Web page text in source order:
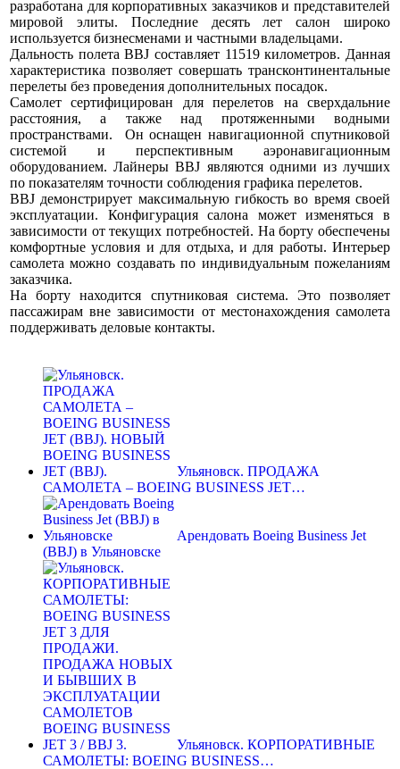
разработана для корпоративных заказчиков и представителей
мировой элиты. Последние десять лет салон широко
используется бизнесменами и частными владельцами.
Дальность полета BBJ составляет 11519 километров. Данная
характеристика позволяет совершать трансконтинентальные
перелеты без проведения дополнительных посадок.
Самолет сертифицирован для перелетов на сверхдальние
расстояния, а также над протяженными водными
пространствами. Он оснащен навигационной спутниковой
системой и перспективным аэронавигационным
оборудованием. Лайнеры BBJ являются одними из лучших
по показателям точности соблюдения графика перелетов.
BBJ демонстрирует максимальную гибкость во время своей
эксплуатации. Конфигурация салона может изменяться в
зависимости от текущих потребностей. На борту обеспечены
комфортные условия и для отдыха, и для работы. Интерьер
самолета можно создавать по индивидуальным пожеланиям
заказчика.
На борту находится спутниковая система. Это позволяет
пассажирам вне зависимости от местонахождения самолета
поддерживать деловые контакты.
Ульяновск. ПРОДАЖА
САМОЛЕТА – BOEING BUSINESS JET…
Арендовать Boeing Business Jet
(BBJ) в Ульяновске
Ульяновск. КОРПОРАТИВНЫЕ
САМОЛЕТЫ: BOEING BUSINESS…